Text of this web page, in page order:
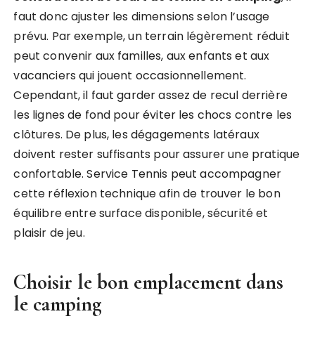
faut donc ajuster les dimensions selon l’usage
prévu. Par exemple, un terrain légèrement réduit
peut convenir aux familles, aux enfants et aux
vacanciers qui jouent occasionnellement.
Cependant, il faut garder assez de recul derrière
les lignes de fond pour éviter les chocs contre les
clôtures. De plus, les dégagements latéraux
doivent rester suffisants pour assurer une pratique
confortable. Service Tennis peut accompagner
cette réflexion technique afin de trouver le bon
équilibre entre surface disponible, sécurité et
plaisir de jeu.
Choisir le bon emplacement dans
le camping